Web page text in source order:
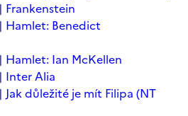
Frankenstein
Hamlet: Benedict
Hamlet: Ian McKellen
Inter Alia
Jak důležité je mít Filipa (NT